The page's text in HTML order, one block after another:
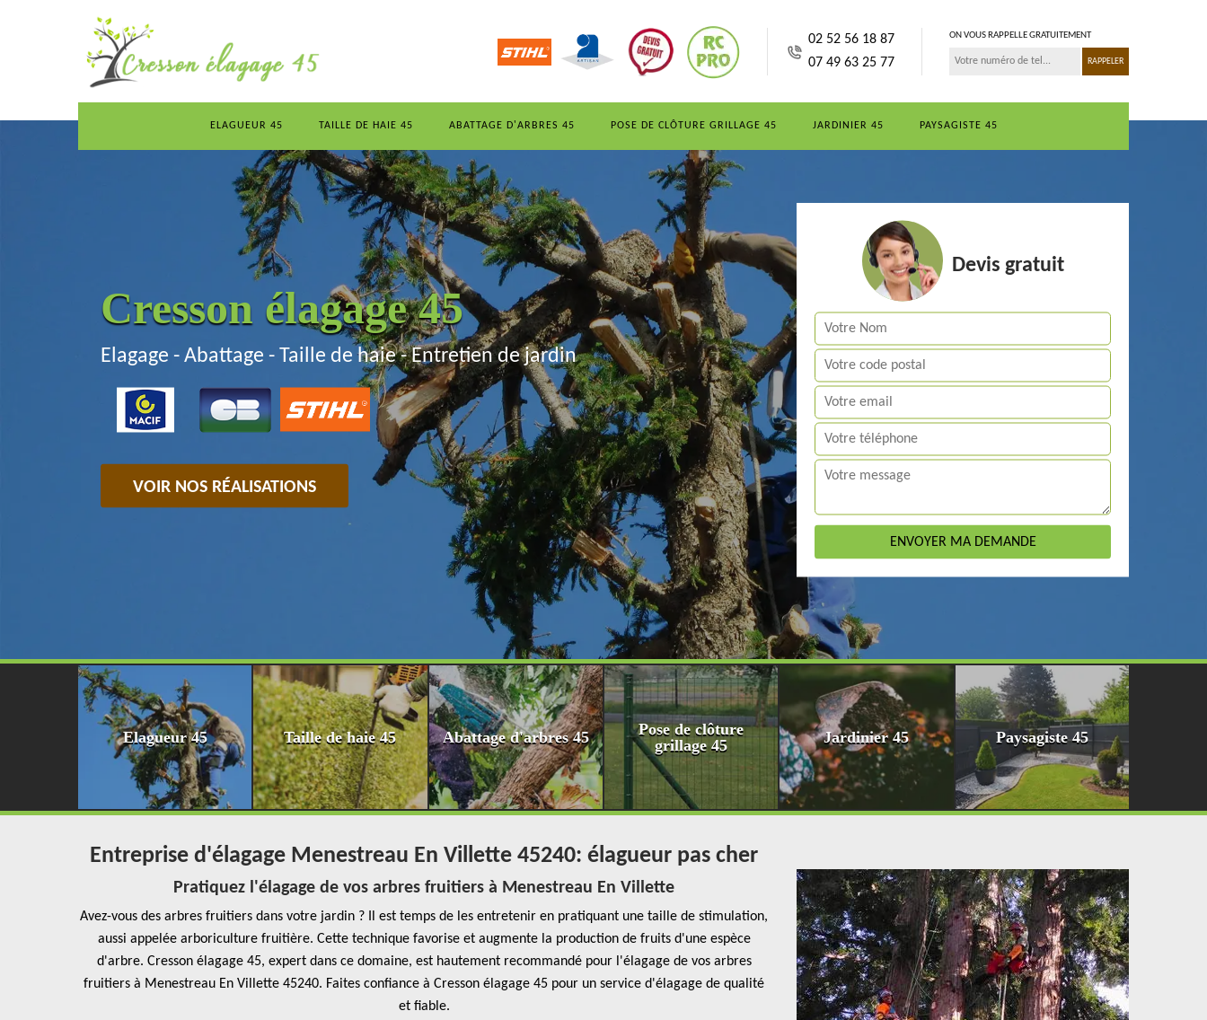
02 52 56 18 87
07 49 63 25 77
ON VOUS RAPPELLE GRATUITEMENT
ELAGUEUR 45 TAILLE DE HAIE 45 ABATTAGE D'ARBRES 45 POSE DE CLÔTURE GRILLAGE 45 JARDINIER 45 PAYSAGISTE 45
Cresson élagage 45
Elagage - Abattage - Taille de haie - Entretien de jardin
VOIR NOS RÉALISATIONS
Devis gratuit
Elagueur 45 Taille de haie 45 Abattage d'arbres 45
Pose de clôture
grillage 45
Jardinier 45 Paysagiste 45
Entreprise d'élagage Menestreau En Villette 45240: élagueur pas cher
Pratiquez l'élagage de vos arbres fruitiers à Menestreau En Villette
Avez-vous des arbres fruitiers dans votre jardin ? Il est temps de les entretenir en pratiquant une taille de stimulation,
aussi appelée arboriculture fruitière. Cette technique favorise et augmente la production de fruits d'une espèce
d'arbre. Cresson élagage 45, expert dans ce domaine, est hautement recommandé pour l'élagage de vos arbres
fruitiers à Menestreau En Villette 45240. Faites confiance à Cresson élagage 45 pour un service d'élagage de qualité
et fiable.